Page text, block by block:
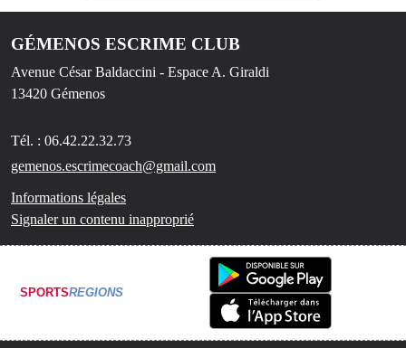
GÉMENOS ESCRIME CLUB
Avenue César Baldaccini - Espace A. Giraldi
13420 Gémenos
Tél. : 06.42.22.32.73
gemenos.escrimecoach@gmail.com
Informations légales
Signaler un contenu inapproprié
SPORTSREGIONS